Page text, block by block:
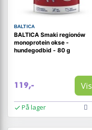
BALTICA
BALTICA Smaki regionów
monoprotein okse -
hundegodbid - 80 g
119,- Vis
På lager